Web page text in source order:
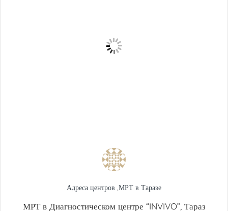
Адреса центров ,МРТ в Таразе
МРТ в Диагностическом центре “INVIVO”, Тараз